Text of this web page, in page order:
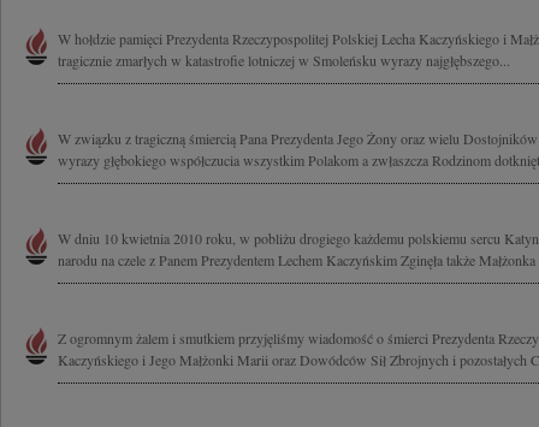
W hołdzie pamięci Prezydenta Rzeczypospolitej Polskiej Lecha Kaczyńskiego i
tragicznie zmarłych w katastrofie lotniczej w Smoleńsku wyrazy najgłębszego...
W związku z tragiczną śmiercią Pana Prezydenta Jego Żony oraz wielu
wyrazy głębokiego współczucia wszystkim Polakom a zwłaszcza Rodzinom
W dniu 10 kwietnia 2010 roku, w pobliżu drogiego każdemu polskiemu sercu
narodu na czele z Panem Prezydentem Lechem Kaczyńskim Zginęła także
Z ogromnym żalem i smutkiem przyjęliśmy wiadomość o śmierci Prezydenta
Kaczyńskiego i Jego Małżonki Marii oraz Dowódców Sił Zbrojnych i pozostałych